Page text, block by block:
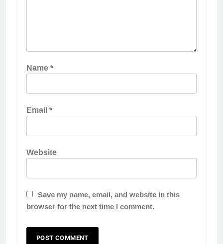
Name*
Email*
Website
Save my name, email, and website in this
browser for the next time I comment.